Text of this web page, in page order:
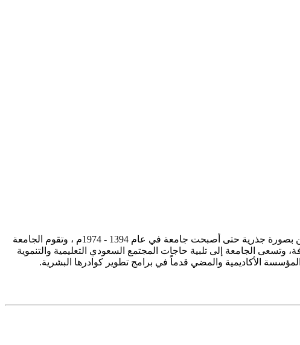
تأسست جامعة الإمام محمد بن سعود الإسلامية ممثلة في كلية الشريعة في سنة 1373هـ 1953م، وتطورت منذ ذلك الحين بصورة جذرية حتى أصبحت جامعة في عام 1394 - 1974م ، وتقوم الجامعة
وتسعى الجامعة إلى تلبية حاجات المجتمع السعودي التعليمية والتنموية
المؤسسة الأكاديمية والمضي قدماً في برامج تطوير كوادرها البشرية.